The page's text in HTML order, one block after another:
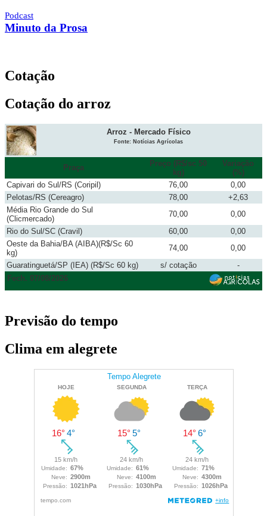
Podcast
Minuto da Prosa
Cotação
Cotação do arroz
Arroz - Mercado Físico
Fonte: Notícias Agrícolas
Praça
Preço (R$/sc 50
kg)
Variação
(%)
Capivari do Sul/RS (Coripil)
76,00
0,00
Pelotas/RS (Cereagro)
78,00
+2,63
Média Rio Grande do Sul
(Clicmercado)
70,00
0,00
Rio do Sul/SC (Cravil)
60,00
0,00
Oeste da Bahia/BA (AIBA)(R$/Sc 60
kg)
74,00
0,00
Guaratinguetá/SP (IEA) (R$/Sc 60 kg)
s/ cotação
-
Fech. 07/08/2026
Previsão do tempo
Clima em alegrete